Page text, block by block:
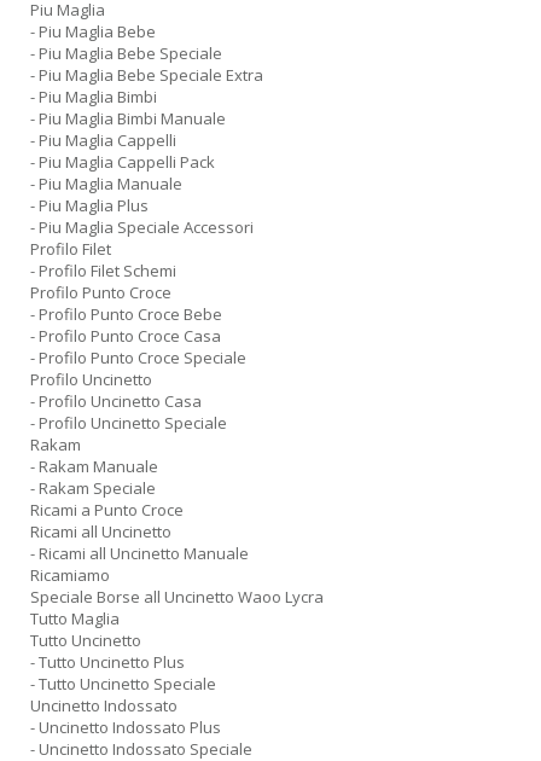
Piu Maglia
- Piu Maglia Bebe
- Piu Maglia Bebe Speciale
- Piu Maglia Bebe Speciale Extra
- Piu Maglia Bimbi
- Piu Maglia Bimbi Manuale
- Piu Maglia Cappelli
- Piu Maglia Cappelli Pack
- Piu Maglia Manuale
- Piu Maglia Plus
- Piu Maglia Speciale Accessori
Profilo Filet
- Profilo Filet Schemi
Profilo Punto Croce
- Profilo Punto Croce Bebe
- Profilo Punto Croce Casa
- Profilo Punto Croce Speciale
Profilo Uncinetto
- Profilo Uncinetto Casa
- Profilo Uncinetto Speciale
Rakam
- Rakam Manuale
- Rakam Speciale
Ricami a Punto Croce
Ricami all Uncinetto
- Ricami all Uncinetto Manuale
Ricamiamo
Speciale Borse all Uncinetto Waoo Lycra
Tutto Maglia
Tutto Uncinetto
- Tutto Uncinetto Plus
- Tutto Uncinetto Speciale
Uncinetto Indossato
- Uncinetto Indossato Plus
- Uncinetto Indossato Speciale